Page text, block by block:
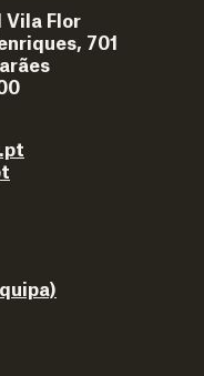
Vila Flor
701